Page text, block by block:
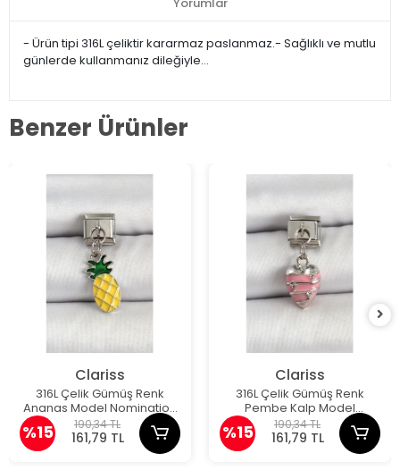
Yorumlar
- Ürün tipi 316L çeliktir kararmaz paslanmaz.- Sağlıklı ve mutlu
günlerde kullanmanız dileğiyle…
Benzer Ürünler
Clariss
316L Çelik Gümüş Renk
Ananas Model Nomination
Charm
%15 190,34 TL
161,79 TL
Clariss
316L Çelik Gümüş Renk
Pembe Kalp Model
Nomination Charm
%15 190,34 TL
161,79 TL